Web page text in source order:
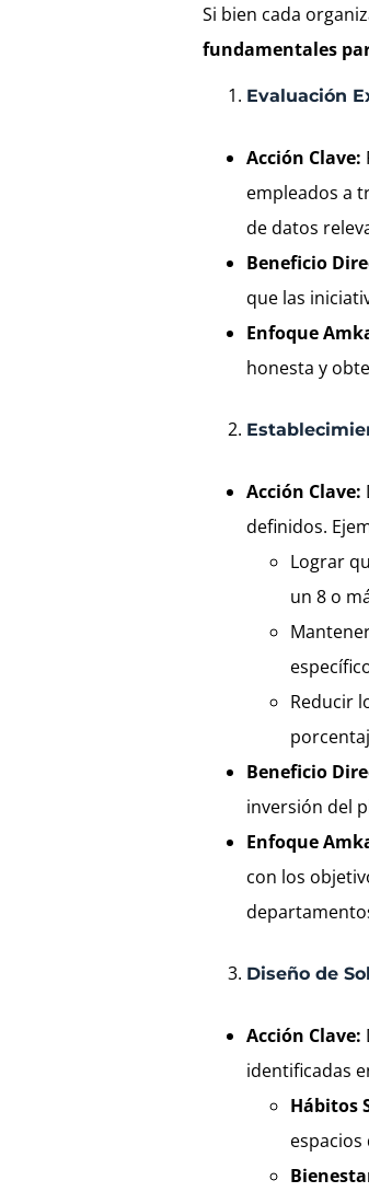
Si bien cada
fundamentales
Evaluación
Acción Clave:
empleados a
de datos
Beneficio
que las
Enfoque
honesta y
Acción Clave:
definidos.
Lograr
un 8 o
Reducir
Beneficio
inversión del
Enfoque
con los
Diseño de
Acción Clave:
identificadas
Hábitos
espacios